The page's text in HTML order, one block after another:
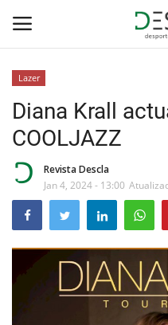
Home
...by Descla
Desporto
Contactos
Sobre Nós
Lazer
Diana Krall
COOLJAZZ
Revista Descla
Jan 4, 2024 - 13:00